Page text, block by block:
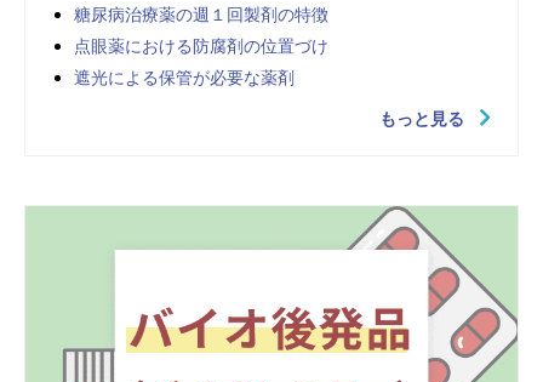
糖尿病治療薬の週１回製剤の特徴
点眼薬における防腐剤の位置づけ
遮光による保管が必要な薬剤
もっと見る